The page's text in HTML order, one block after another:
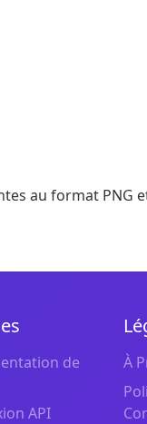
au format PNG
de
API
À